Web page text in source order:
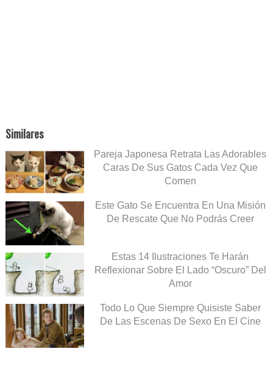
Similares
Pareja Japonesa Retrata Las Adorables
Caras De Sus Gatos Cada Vez Que
Comen
Este Gato Se Encuentra En Una Misión
De Rescate Que No Podrás Creer
Estas 14 Ilustraciones Te Harán
Reflexionar Sobre El Lado “Oscuro” Del
Amor
Todo Lo Que Siempre Quisiste Saber
De Las Escenas De Sexo En El Cine